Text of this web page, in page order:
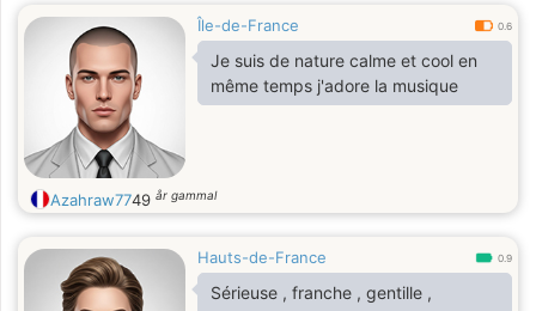
Île-de-France 0.6
Je suis de nature calme et cool en
même temps j'adore la musique
Azahraw7749 år gammal
Hauts-de-France 0.9
Sérieuse , franche , gentille ,